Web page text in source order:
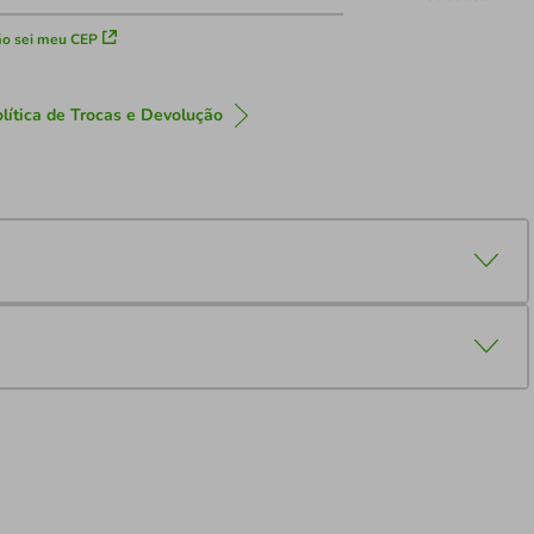
sei meu CEP
de Trocas e Devolução